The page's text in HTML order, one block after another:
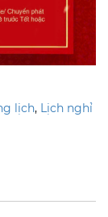
lịch, Lịch nghỉ